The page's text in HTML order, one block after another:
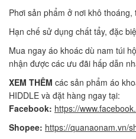
Phơi sản phẩm ở nơi khô
Hạn chế sử dụng chất tẩy, đặc
Mua ngay áo khoác dù nam túi
nhận được các ưu đãi hấp dẫn
XEM THÊM các sản phẩm áo
HIDDLE và đặt hàng ngay tại:
Facebook: https://
Shopee: https://quanaonam.vn/